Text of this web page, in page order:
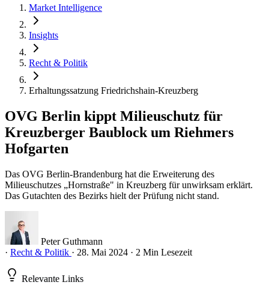
Market Intelligence
Insights
Recht & Politik
Erhaltungssatzung Friedrichshain-Kreuzberg
OVG Berlin kippt Milieuschutz für
Kreuzberger Baublock um Riehmers
Hofgarten
Das OVG Berlin-Brandenburg hat die Erweiterung des
Milieuschutzes „Hornstraße" in Kreuzberg für unwirksam erklärt.
Das Gutachten des Bezirks hielt der Prüfung nicht stand.
Peter Guthmann
· Recht & Politik · 28. Mai 2024 · 2 Min Lesezeit
Relevante Links